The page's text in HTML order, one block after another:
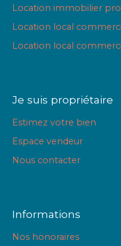
Location immobilier pro
Location local
Location local
Je suis propriétaire
Estimez votre bien
Espace vendeur
Nous contacter
Informations
Nos honoraires